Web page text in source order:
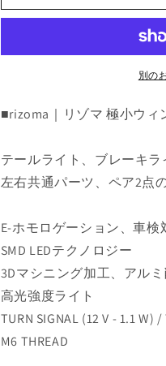
FR075BM
ら
FR075BM
増
や
別の
■rizoma｜リゾマ 極小ウィ
テールライト、ブレーキラ
左右共通パーツ、ペア2点
E-ホモロゲーション、車検
SMD LEDテクノロジー
3Dマシニング加工、アル
高光強度ライト
TURN SIGNAL (12 V - 1.1 W)
M6 THREAD